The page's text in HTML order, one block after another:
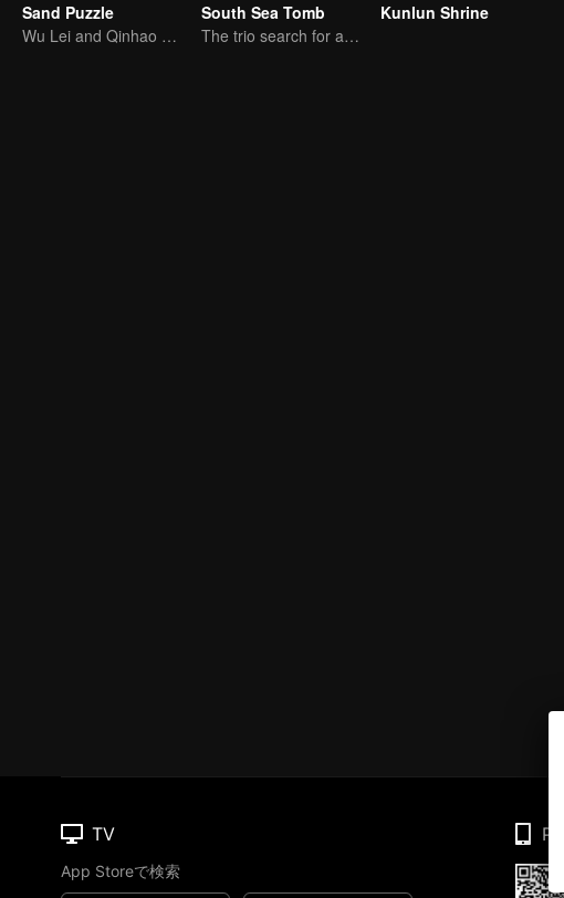
Sand Puzzle
Wu Lei and Qinhao opens their adventure tour.
South Sea Tomb
The trio search for a national treasure in the sea
Kunlun Shrine
TV
App Storeで検索